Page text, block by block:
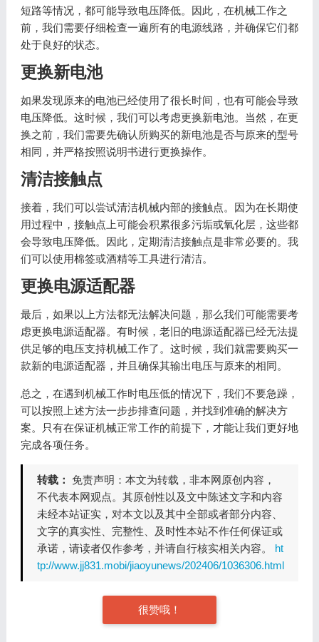
短路等情况，都可能导致电压降低。因此，在机械工作之
前，我们需要仔细检查一遍所有的电源线路，并确保它们都
处于良好的状态。
更换新电池
如果发现原来的电池已经使用了很长时间，也有可能会导致
电压降低。这时候，我们可以考虑更换新电池。当然，在更
换之前，我们需要先确认所购买的新电池是否与原来的型号
相同，并严格按照说明书进行更换操作。
清洁接触点
接着，我们可以尝试清洁机械内部的接触点。因为在长期使
用过程中，接触点上可能会积累很多污垢或氧化层，这些都
会导致电压降低。因此，定期清洁接触点是非常必要的。我
们可以使用棉签或酒精等工具进行清洁。
更换电源适配器
最后，如果以上方法都无法解决问题，那么我们可能需要考
虑更换电源适配器。有时候，老旧的电源适配器已经无法提
供足够的电压支持机械工作了。这时候，我们就需要购买一
款新的电源适配器，并且确保其输出电压与原来的相同。
总之，在遇到机械工作时电压低的情况下，我们不要急躁，
可以按照上述方法一步步排查问题，并找到准确的解决方
案。只有在保证机械正常工作的前提下，才能让我们更好地
完成各项任务。
转载： 免责声明：本文为转载，非本网原创内容，
不代表本网观点。其原创性以及文中陈述文字和内容
未经本站证实，对本文以及其中全部或者部分内容、
文字的真实性、完整性、及时性本站不作任何保证或
承诺，请读者仅作参考，并请自行核实相关内容。 ht
tp://www.jj831.mobi/jiaoyunews/202406/1036306.html
很赞哦！